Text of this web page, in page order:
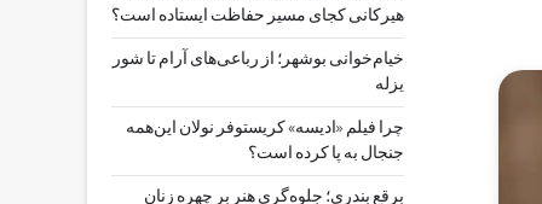
هیرکانی کجای مسیر حفاظت ایستاده است؟
خیام‌خوانی بوشهر؛ از رباعی‌های آرام تا شور
یزله
چرا فیلم «ادیسه» کریستوفر نولان این‌همه
جنجال به پا کرده است؟
برقع بندری؛ جلوه‌گری هنر بر چهره زنان